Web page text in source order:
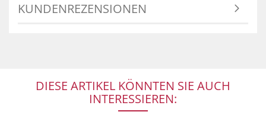
KUNDENREZENSIONEN
DIESE ARTIKEL KÖNNTEN SIE AUCH
INTERESSIEREN: